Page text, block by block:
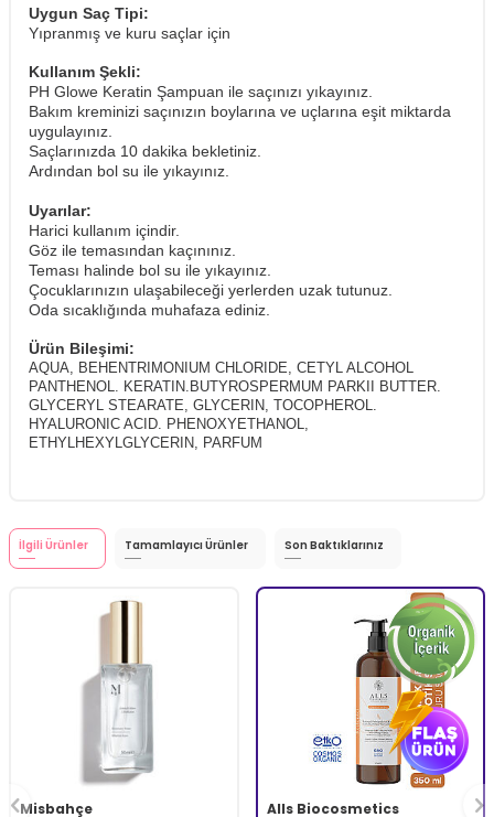
Uygun Saç Tipi:
Yıpranmış ve kuru saçlar için
Kullanım Şekli:
PH Glowe Keratin Şampuan ile saçınızı yıkayınız.
Bakım kreminizi saçınızın boylarına ve uçlarına eşit miktarda
uygulayınız.
Saçlarınızda 10 dakika bekletiniz.
Ardından bol su ile yıkayınız.
Uyarılar:
Harici kullanım içindir.
Göz ile temasından kaçınınız.
Teması halinde bol su ile yıkayınız.
Çocuklarınızın ulaşabileceği yerlerden uzak tutunuz.
Oda sıcaklığında muhafaza ediniz.
Ürün Bileşimi:
AQUA, BEHENTRIMONIUM CHLORIDE, CETYL ALCOHOL
PANTHENOL. KERATIN.BUTYROSPERMUM PARKII BUTTER.
GLYCERYL STEARATE, GLYCERIN, TOCOPHEROL.
HYALURONIC ACID. PHENOXYETHANOL,
ETHYLHEXYLGLYCERIN, PARFUM
İlgili Ürünler Tamamlayıcı Ürünler Son Baktıklarınız
Misbahçe
Alls Biocosmetics